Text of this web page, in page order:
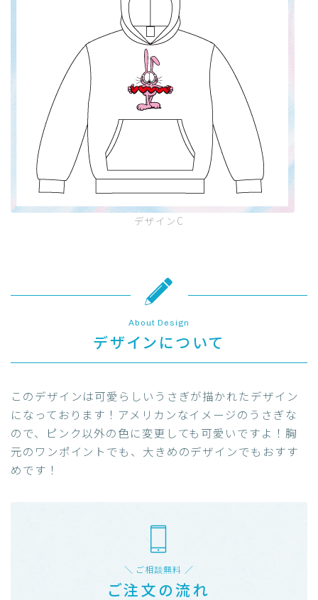
デザインC
About Design
デザインについて
このデザインは可愛らしいうさぎが描かれたデザイン
になっております！アメリカンなイメージのうさぎな
ので、ピンク以外の色に変更しても可愛いですよ！胸
元のワンポイントでも、大きめのデザインでもおすす
めです！
＼ ご相談無料 ／
ご注文の流れ